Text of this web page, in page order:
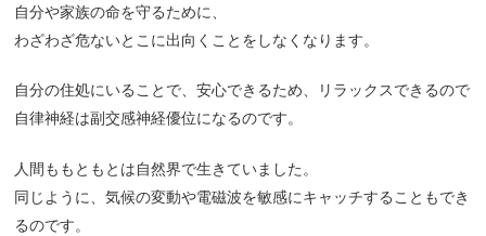
自分や家族の命を守るために、
わざわざ危ないとこに出向くことをしなくなります。
自分の住処にいることで、安心できるため、リラックスできるので
自律神経は副交感神経優位になるのです。
人間ももともとは自然界で生きていました。
同じように、気候の変動や電磁波を敏感にキャッチすることもでき
るのです。